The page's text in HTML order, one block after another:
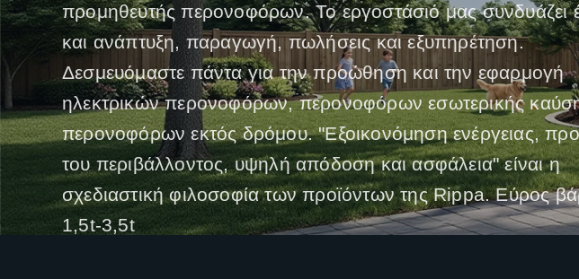
προμηθευτής περονοφόρων. Το εργοστάσιό μας συνδυάζει
και ανάπτυξη, παραγωγή, πωλήσεις και εξυπηρέτηση.
Δεσμευόμαστε πάντα για την προώθηση και την εφαρμογή
ηλεκτρικών περονοφόρων, περονοφόρων εσωτερικής
περονοφόρων εκτός δρόμου. "Εξοικονόμηση ενέργειας,
του περιβάλλοντος, υψηλή απόδοση και ασφάλεια" είναι η
σχεδιαστική φιλοσοφία των προϊόντων της Rippa. Εύρος
1,5t-3,5t